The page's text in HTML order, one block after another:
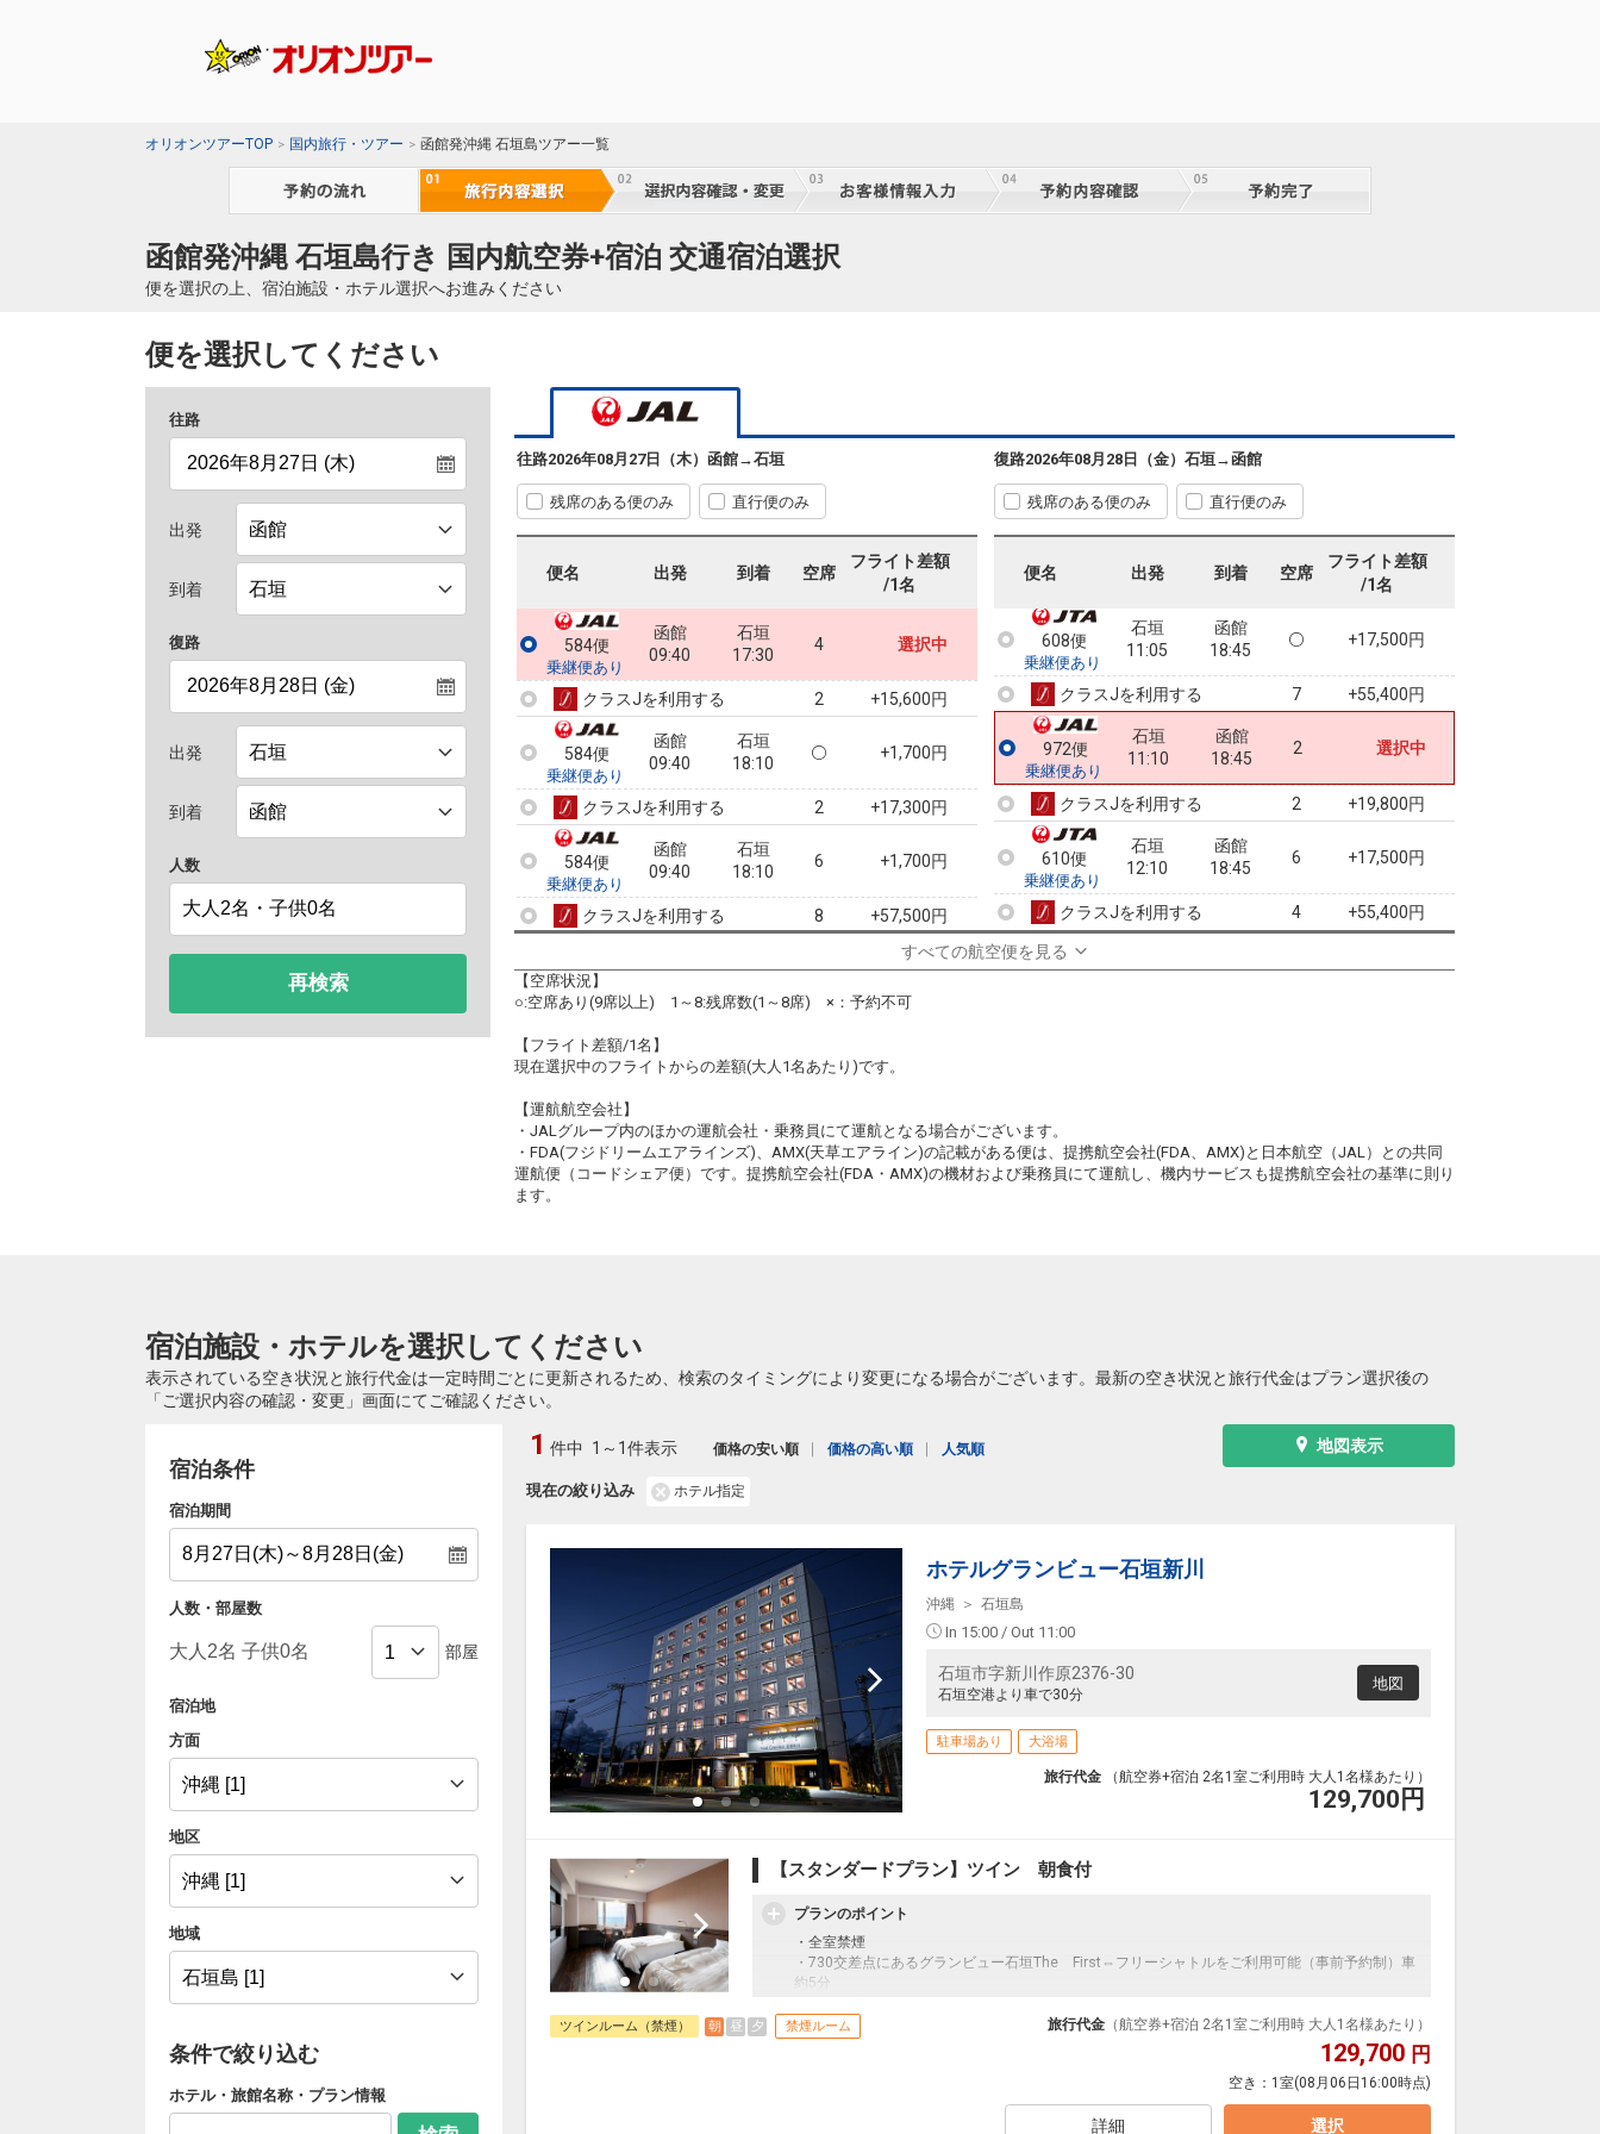
オリオンツアーTOP 国内旅行・ツアー 函館発沖縄 石垣島ツアー一覧
函館発沖縄 石垣島行き 国内航空券+宿泊 交通宿泊選択
便を選択の上、宿泊施設・ホテル選択へお進みください
便を選択してください
往路
出発
到着
復路
出発
到着
人数
再検索
往路2026年08月27日（木） 函館→石垣
残席のある便のみ 直行便のみ
便名 出発 到着 空席
フライト差額
/1名
584便
乗継便あり
函館
09:40
石垣
17:30
4 選択中
クラスJを利用する 2 +15,600円
584便
乗継便あり
函館
09:40
石垣
18:10
+1,700円
クラスJを利用する 2 +17,300円
584便
乗継便あり
函館
09:40
石垣
18:10
6 +1,700円
クラスJを利用する 8 +57,500円
584便
乗継便あり
6 +1,700円
584便
乗継便あり
函館
石垣
+1,700円
クラスJを利用する 2 +17,300円
復路2026年08月28日（金） 石垣→函館
残席のある便のみ 直行便のみ
便名 出発 到着 空席
フライト差額
/1名
600便
石垣
08:55
18:45
08:55
18:45
608便
石垣
11:05
函館
18:45
4 +2,800円
クラスJを利用する 7 +55,400円
608便
乗継便あり
石垣
11:05
函館
18:45
+17,500円
クラスJを利用する 7 +55,400円
972便
乗継便あり
石垣
11:10
函館
18:45
2 選択中
クラスJを利用する 2 +19,800円
610便
乗継便あり
石垣
12:10
函館
18:45
6 +17,500円
クラスJを利用する 4 +55,400円
すべての航空便を見る
【空席状況】
○:空席あり(9席以上) 1～8:残席数(1～8席) ×：予約不可
【フライト差額/1名】
現在選択中のフライトからの差額(大人1名あたり)です。
【運航航空会社】
・JALグループ内のほかの運航会社・乗務員にて運航となる場合がございます。
・FDA(フジドリームエアラインズ)、AMX(天草エアライン)の記載がある便は、提携航空会社(FDA、AMX)と日本航空（JAL）との共同
運航便（コードシェア便）です。提携航空会社(FDA・AMX)の機材および乗務員にて運航し、機内サービスも提携航空会社の基準に則り
ます。
宿泊施設・ホテルを選択してください
表示されている空き状況と旅行代金は一定時間ごとに更新されるため、検索のタイミングにより変更になる場合がございます。最新の空き状況と旅行代金はプラン選択後の
「ご選択内容の確認・変更」画面にてご確認ください。
宿泊条件
宿泊期間
人数・部屋数
部屋
宿泊地
方面
地区
地域
条件で絞り込む
ホテル・旅館名称・プラン情報
地図表示
現在の絞り込み ホテル指定
1 件中 1～1件表示 価格の安い順 価格の高い順 人気順
ホテルグランビュー石垣新川
沖縄 石垣島
In 15:00 / Out 11:00
石垣市字新川作原2376-30
石垣空港より車で30分
地図
駐車場あり 大浴場
旅行代金 （航空券+宿泊 2名1室ご利用時 大人1名様あたり）
129,700 円
【スタンダードプラン】ツイン 朝食付
プランのポイント
・全室禁煙
・730交差点にあるグランビュー石垣The First⇔フリーシャトルをご利用可能（事前予約制）車
約5分
ツインルーム（禁煙） 朝 昼 夕 禁煙ルーム 旅行代金 （航空券+宿泊 2名1室ご利用時 大人1名様あたり）
129,700 円
空き： 1室(08月06日16:00時点)
詳細 選択